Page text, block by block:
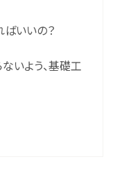
いいの？
いよう、基礎工